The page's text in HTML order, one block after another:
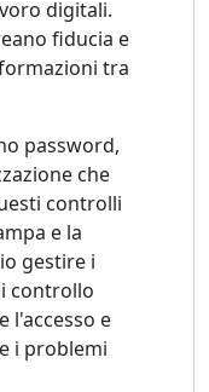
digitali.
fiducia e
tra
password,
che
controlli
e la
gestire i
controllo
l'accesso e
i problemi